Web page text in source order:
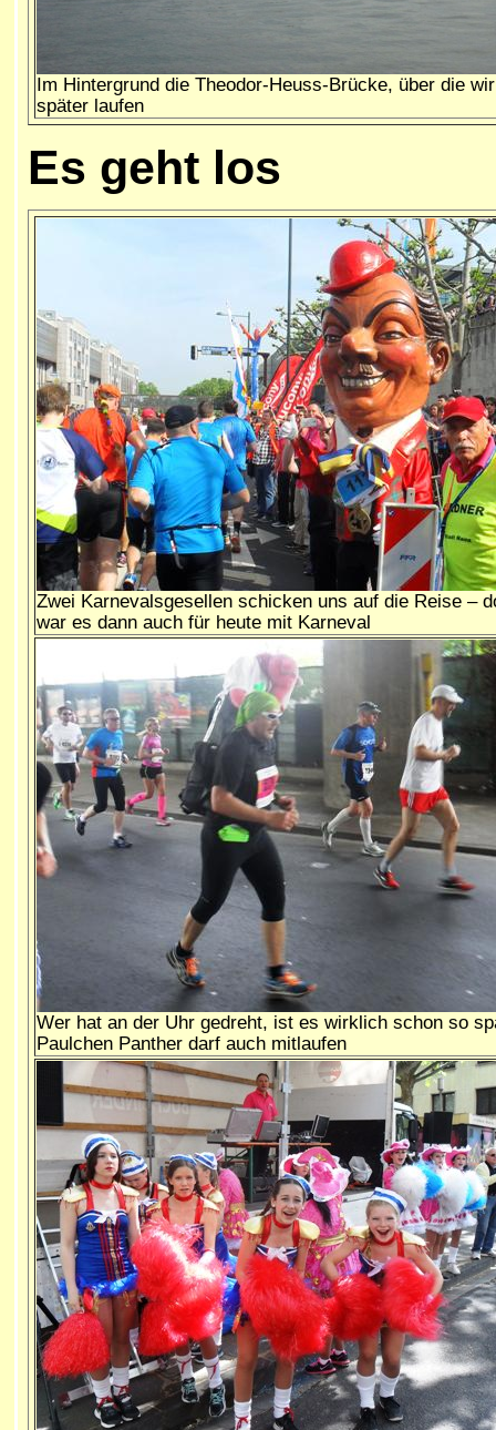
Im Hintergrund die Theodor-Heuss-Brücke, über die wir
später laufen
Es geht los
Zwei Karnevalsgesellen schicken uns auf die Reise –
war es dann auch für heute mit Karneval
Wer hat an der Uhr gedreht, ist es wirklich schon so
Paulchen Panther darf auch mitlaufen